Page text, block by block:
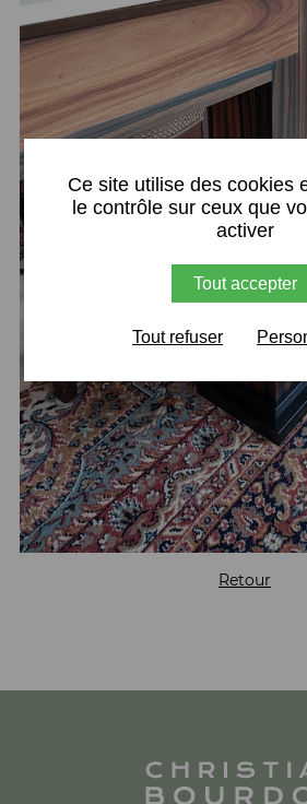
Retour
Ce site utilise des cookies
le contrôle sur ceux que
activer
Tout accepter
Tout refuser